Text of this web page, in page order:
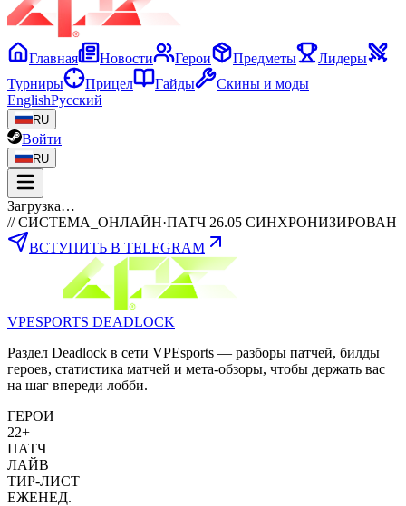
Главная Новости Герои Предметы
Лидеры
Турниры
Прицел Гайды
Скины и моды
EnglishРусский
RU
Войти
RU
Загрузка…
// СИСТЕМА_ОНЛАЙН·ПАТЧ 26.05 СИНХРОНИЗИРОВАН
ВСТУПИТЬ В TELEGRAM
VPESPORTS DEADLOCK
Раздел Deadlock в сети VPEsports — разборы патчей, билды
героев, статистика матчей и мета-обзоры, чтобы держать вас
на шаг впереди лобби.
ГЕРОИ
22+
ПАТЧ
ЛАЙВ
ТИР-ЛИСТ
ЕЖЕНЕД.